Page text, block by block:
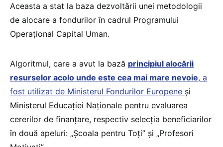
Aceasta a stat la baza dezvoltării unei metodologii
de alocare a fondurilor în cadrul Programului
Operațional Capital Uman.
Algoritmul, care a avut la bază principiul alocării
resurselor acolo unde este cea mai mare nevoie, a
fost utilizat de Ministerul Fondurilor Europene și
Ministerul Educației Naționale pentru evaluarea
cererilor de finanțare, respectiv selecția beneficiarilor
în două apeluri: „Școala pentru Toți” și „Profesori